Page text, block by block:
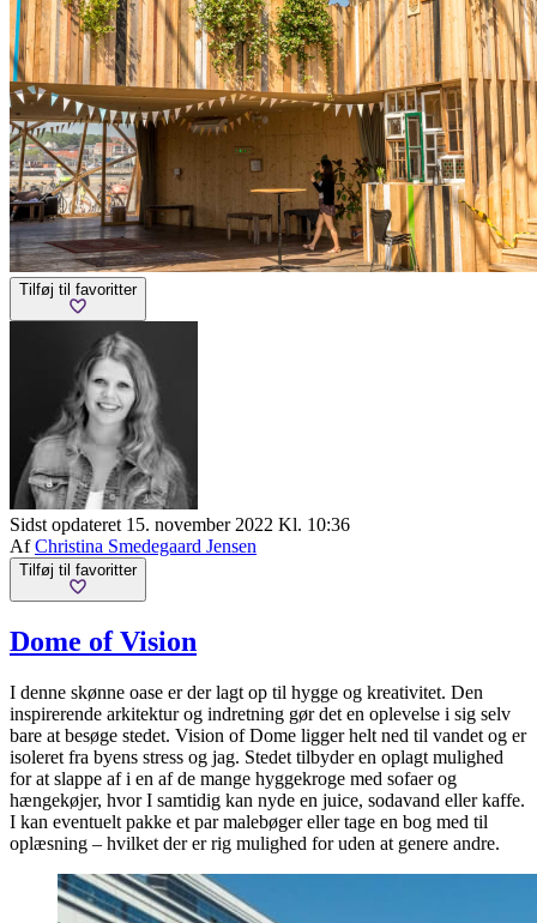
Tilføj til favoritter
Sidst opdateret 15. november 2022 Kl. 10:36
AfChristina Smedegaard Jensen
Tilføj til favoritter
Dome of Vision
I denne skønne oase er der lagt op til hygge og kreativitet. Den
inspirerende arkitektur og indretning gør det en oplevelse i sig selv
bare at besøge stedet. Vision of Dome ligger helt ned til vandet og er
isoleret fra byens stress og jag. Stedet tilbyder en oplagt mulighed
for at slappe af i en af de mange hyggekroge med sofaer og
hængekøjer, hvor I samtidig kan nyde en juice, sodavand eller kaffe.
I kan eventuelt pakke et par malebøger eller tage en bog med til
oplæsning – hvilket der er rig mulighed for uden at genere andre.